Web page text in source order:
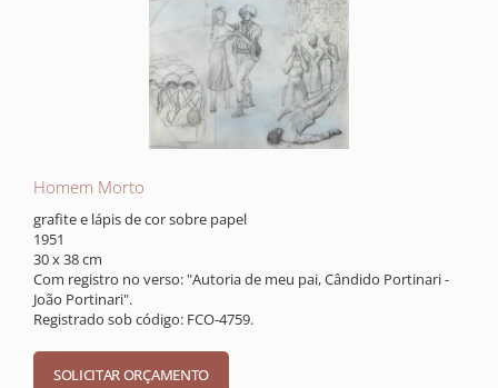
Homem Morto
grafite e lápis de cor sobre papel
1951
30 x 38 cm
Com registro no verso: "Autoria de meu pai, Cândido Portinari -
João Portinari".
Registrado sob código: FCO-4759.